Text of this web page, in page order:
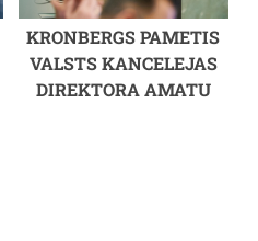
KRONBERGS PAMETIS
VALSTS KANCELEJAS
DIREKTORA AMATU